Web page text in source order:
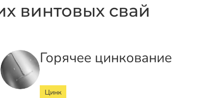
винтовых свай
Горячее цинкование
Цинк